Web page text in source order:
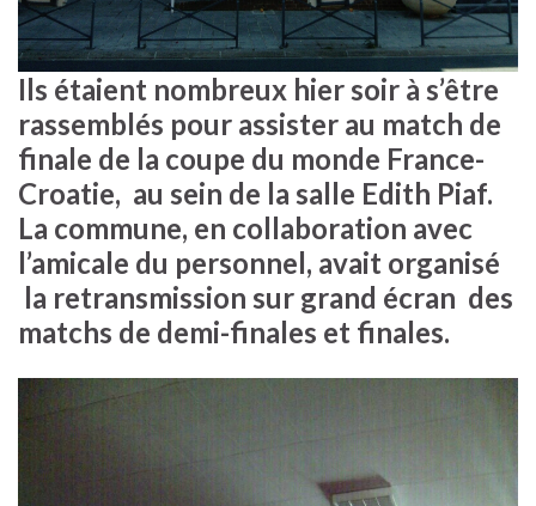
Ils étaient nombreux hier soir à s’être
rassemblés pour assister au match de
finale de la coupe du monde France-
Croatie, au sein de la salle Edith Piaf.
La commune, en collaboration avec
l’amicale du personnel, avait organisé
la retransmission sur grand écran des
matchs de demi-finales et finales.